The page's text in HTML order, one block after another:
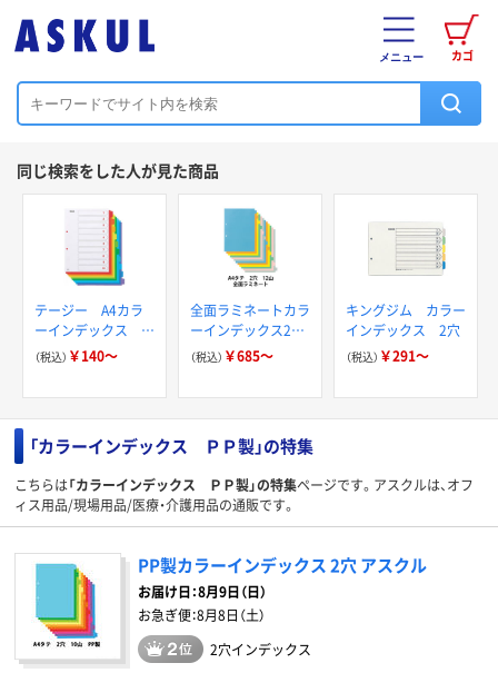
カゴ
メニュー
同じ検索をした人が見た商品
テージー A4カラ
ーインデックス
PP 2穴
（税込） ￥140～
全面ラミネートカラ
ーインデックス2
穴 A4タテ
（税込） ￥685～
キングジム カラー
インデックス 2穴
（税込） ￥291～
「カラーインデックス ＰＰ製」の特集
こちらは「カラーインデックス ＰＰ製」の特集ページです。アスクルは、オフ
ィス用品/現場用品/医療・介護用品の通販です。
PP製カラーインデックス 2穴 アスクル
お届け日：8月9日（日）
お急ぎ便：8月8日（土）
2穴インデックス